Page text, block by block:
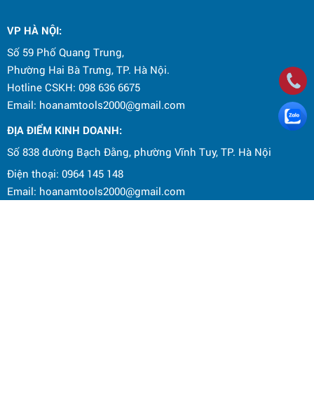
VP HÀ NỘI:
Số 59 Phố Quang Trung,
Phường Hai Bà Trưng, TP. Hà Nội.
Hotline CSKH: 098 636 6675
Email: hoanamtools2000@gmail.com
ĐỊA ĐIỂM KINH DOANH:
Số 838 đường Bạch Đằng, phường Vĩnh Tuy, TP. Hà Nội
Điện thoại: 0964 145 148
Email: hoanamtools2000@gmail.com